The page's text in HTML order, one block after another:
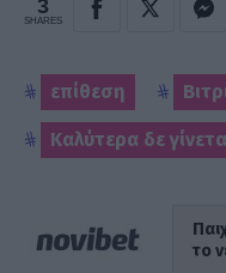
3
SHARES
επίθεση
Καλύτερα δε
το